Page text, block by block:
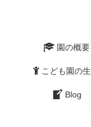
園の概要
こども園の
Blog